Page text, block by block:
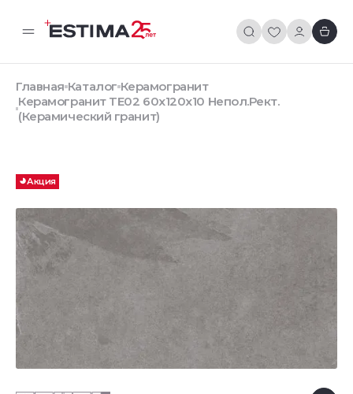
Главная Каталог Керамогранит
Керамогранит TE02 60x120x10 Непол.Рект.
(Керамический гранит)
Акция